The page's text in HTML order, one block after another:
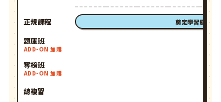
正規課程 奠定學習邏輯架
題庫班
ADD-ON 加購
奪榜班
ADD-ON 加購
總複習